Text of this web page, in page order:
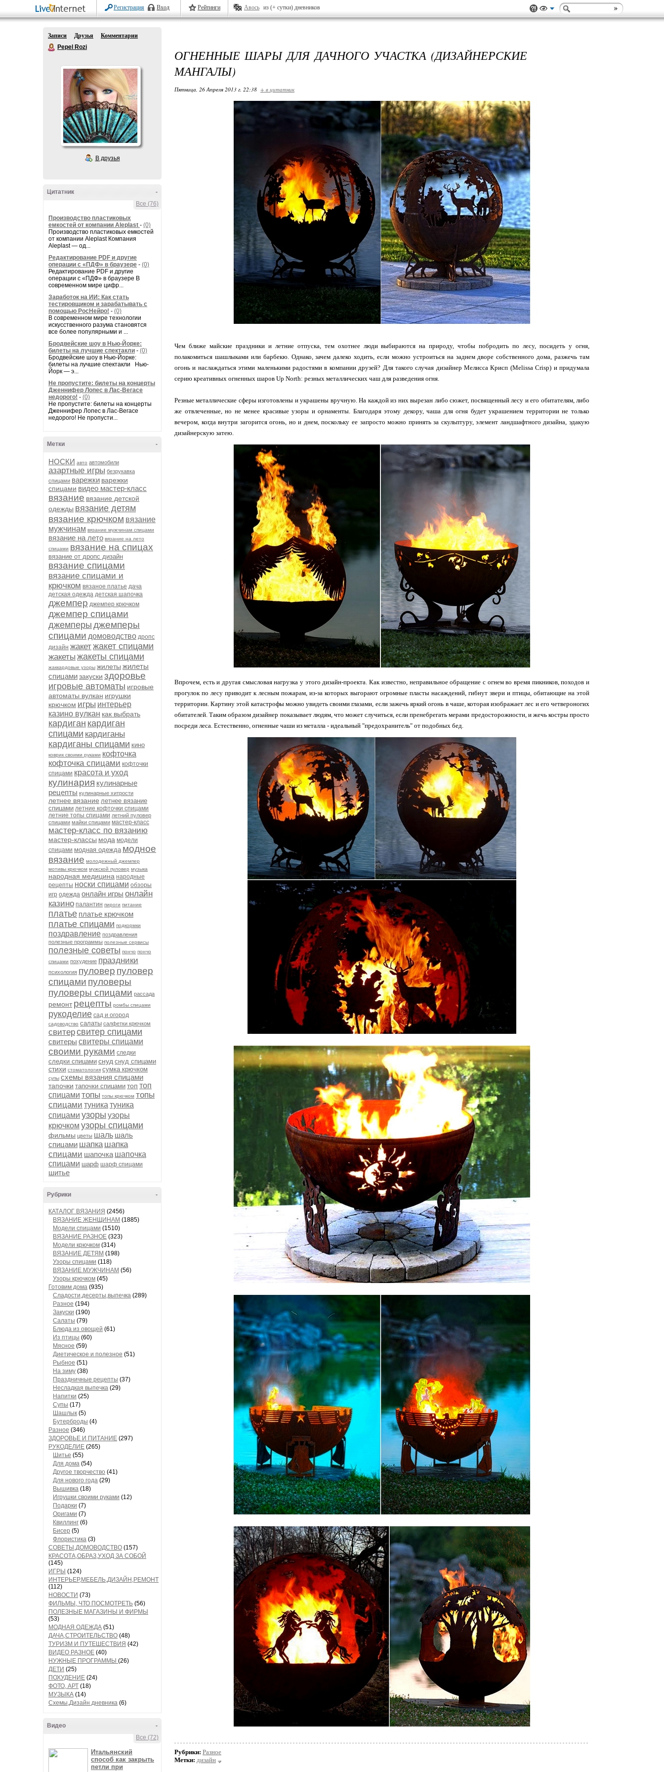
Регистрация Вход Рейтинги Авось из (+ сутки) дневников
Записи Друзья
Комментарии
Pepel Rozi
В друзья
-
Цитатник
Все (76)
Производство пластиковых
емкостей от компании Aleplast - (0)
Производство пластиковых емкостей
от компании Aleplast Компания
Aleplast — од...
Редактирование PDF и другие
операции с «ПДФ» в браузере - (0)
Редактирование PDF и другие
операции с «ПДФ» в браузере В
современном мире цифр...
Заработок на ИИ: Как стать
тестировщиком и зарабатывать с
помощью РосНейро! - (0)
В современном мире технологии
искусственного разума становятся
все более популярными и ...
Бродвейские шоу в Нью-Йорке:
билеты на лучшие спектакли - (0)
Бродвейские шоу в Нью-Йорке:
билеты на лучшие спектакли Нью-
Йорк — э...
Не пропустите: билеты на концерты
Дженнифер Лопес в Лас-Вегасе
недорого! - (0)
Не пропустите: билеты на концерты
Дженнифер Лопес в Лас-Вегасе
недорого! Не пропусти...
-
Метки
НОСКИ авто автомобили
азартные игры безрукавка
спицами варежки варежки
спицами видео мастер-класс
вязание вязание детской
одежды вязание детям
вязание крючком вязание
мужчинам вязание мужчинам спицами
вязание на лето вязание на лето
спицами вязание на спицах
вязание от дропс дизайн
вязание спицами
вязание спицами и
крючком вязаное платье дача
детская одежда детская шапочка
джемпер джемпер крючком
джемпер спицами
джемперы джемперы
спицами домоводство дропс
дизайн жакетжакет спицами
жакеты жакеты спицами
жаккардовые узоры жилеты жилеты
спицамизакуски здоровье
игровые автоматы игровые
автоматы вулкан игрушки
крючком игры интерьер
казино вулкан как выбрать
кардиган кардиган
спицами кардиганы
кардиганы спицами кино
коврик своими руками кофточка
кофточка спицами кофточки
спицами красота и уход
кулинария кулинарные
рецепты кулинарные хитрости
летнее вязание летнее вязание
спицами летние кофточки спицами
летние топы спицами летний пуловер
спицами майки спицами мастер-класс
мастер-класс по вязанию
мастер-классы мода модели
спицами модная одежда модное
вязание молодежный джемпер
мотивы крючком мужской пуловер музыка
народная медицина народные
рецепты носки спицами обзоры
игр одежда онлайн игры онлайн
казино палантин пироги питание
платье платье крючком
платье спицами подкормки
поздравление поздравления
полезные программы полезные сервисы
полезные советы пончо пончо
спицами похудение праздники
психология пуловер пуловер
спицами пуловеры
пуловеры спицами рассада
ремонт рецепты ромбы спицами
рукоделие сад и огород
садоводство салаты салфетки крючком
свитерсвитер спицами
свитеры свитеры спицами
своими руками следки
следки спицами снуд снуд спицами
стихи стоматология сумка крючком
супы схемы вязания спицами
тапочки тапочки спицами топ топ
спицами топы топы крючком топы
спицами туника туника
спицами узоры узоры
крючком узоры спицами
фильмы цветы шаль шаль
спицами шапка шапка
спицами шапочка шапочка
спицами шарф шарф спицами
шитье
-
Рубрики
КАТАЛОГ ВЯЗАНИЯ (2456)
ВЯЗАНИЕ ЖЕНЩИНАМ (1885)
Модели спицами (1510)
ВЯЗАНИЕ РАЗНОЕ (323)
Модели крючком (314)
ВЯЗАНИЕ ДЕТЯМ (198)
Узоры спицами (118)
ВЯЗАНИЕ МУЖЧИНАМ (56)
Узоры крючком (45)
Готовим дома (935)
Сладости,десерты,выпечка (289)
Разное (194)
Закуски (190)
Салаты (79)
Блюда из овощей (61)
Из птицы (60)
Мясное (59)
Диетическое и полезное (51)
Рыбное (51)
На зиму (38)
Праздничные рецепты (37)
Несладкая выпечка (29)
Напитки (25)
Супы (17)
Шашлык (5)
Бутерброды (4)
Разное (346)
ЗДОРОВЬЕ И ПИТАНИЕ (297)
РУКОДЕЛИЕ (265)
Шитье (55)
Для дома (54)
Другое творчество (41)
Для нового года (29)
Вышивка (18)
Игрушки своими руками (12)
Подарки (7)
Оригами (7)
Квиллинг (6)
Бисер (5)
Флористика (3)
СОВЕТЫ,ДОМОВОДСТВО (157)
КРАСОТА,ОБРАЗ,УХОД ЗА СОБОЙ
(145)
ИГРЫ (124)
ИНТЕРЬЕР,МЕБЕЛЬ,ДИЗАЙН,РЕМОНТ
(112)
НОВОСТИ (73)
ФИЛЬМЫ, ЧТО ПОСМОТРЕТЬ (56)
ПОЛЕЗНЫЕ МАГАЗИНЫ И ФИРМЫ
(53)
МОДНАЯ ОДЕЖДА (51)
ДАЧА,СТРОИТЕЛЬСТВО (48)
ТУРИЗМ И ПУТЕШЕСТВИЯ (42)
ВИДЕО РАЗНОЕ (40)
НУЖНЫЕ ПРОГРАММЫ (26)
ДЕТИ (25)
ПОХУДЕНИЕ (24)
ФОТО, АРТ (18)
МУЗЫКА (14)
Схемы,Дизайн дневника (6)
-
Видео
Все (72)
Итальянский
способ как закрыть
петли при
ОГНЕННЫЕ ШАРЫ ДЛЯ ДАЧНОГО УЧАСТКА (ДИЗАЙНЕРСКИЕ
МАНГАЛЫ)
Пятница, 26 Апреля 2013 г. 22:38 + в цитатник
Чем ближе майские праздники и летние отпуска, тем охотнее люди выбираются на природу, чтобы побродить по лесу, посидеть у огня,
полакомиться шашлыками или барбекю. Однако, зачем далеко ходить, если можно устроиться на заднем дворе собственного дома, разжечь там
огонь и наслаждаться этими маленькими радостями в компании друзей? Для такого случая дизайнер Мелисса Крисп (Melissa Crisp) и придумала
серию креативных огненных шаров Up North: резных металлических чаш для разведения огня.
Резные металлические сферы изготовлены и украшены вручную. На каждой из них вырезан либо сюжет, посвященный лесу и его обитателям, либо
же отвлеченные, но не менее красивые узоры и орнаменты. Благодаря этому декору, чаша для огня будет украшением территории не только
вечером, когда внутри загорится огонь, но и днем, поскольку ее запросто можно принять за скульптуру, элемент ландшафтного дизайна, эдакую
дизайнерскую затею.
Впрочем, есть и другая смысловая нагрузка у этого дизайн-проекта. Как известно, неправильное обращение с огнем во время пикников, походов и
прогулок по лесу приводит к лесным пожарам, из-за которых выгорают огромные пласты насаждений, гибнут звери и птицы, обитающие на этой
территории. Картину этой катастрофы можно увидеть своими глазами, если зажечь яркий огонь в чаше, которая изображает лес и его четвероногих
обитателей. Таким образом дизайнер показывает людям, что может случиться, если пренебрегать мерами предосторожности, и жечь костры просто
посреди леса. Естественно, огненные чаши из металла - идеальный "предохранитель" от подобных бед.
Рубрики: Разное
Метки: дизайн